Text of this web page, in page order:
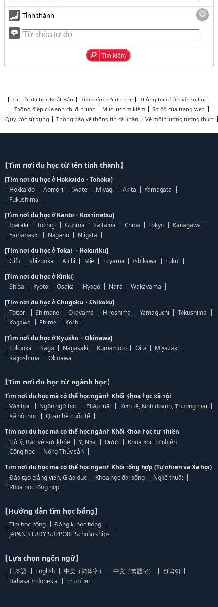
Tỉnh thành
Tin tức du học Nhật Bản Tìm kiếm nơi du học
Thông tin có ích về du học
Thông điệp của anh chị đi trước
Mục lục tìm kiếm
Sơ đồ của trang web
Quy ước sử dụng
Thông báo về thông tin cá nhân Về môi trường tương thích
【Tìm nơi du học từ tên tỉnh thành】
[Tìm nơi du học ở Hokkaido・Tohoku]
Hokkaido
Aomori Iwate Miyagi Akita
Yamagata
Fukushima
[Tìm nơi du học ở Kanto・Koshinetsu]
Ibaraki
Tochigi Gunma Saitama Chiba Tokyo
Kanagawa
Yamanashi
Nagano
Niigata
[Tìm nơi du học ở Tokai ・Hokuriku]
Gifu
Shizuoka Aichi Mie Toyama Ishikawa
Fukui
[Tìm nơi du học ở Kinki]
Shiga
Kyoto Osaka Hyogo Nara
Wakayama
[Tìm nơi du học ở Chugoku・Shikoku]
Tottori
Shimane Okayama Hiroshima Yamaguchi
Tokushima
Kagawa
Ehime
Kochi
[Tìm nơi du học ở Kyushu・Okinawa]
Fukuoka
Saga Nagasaki Kumamoto Oita
Miyazaki
Kagoshima
Okinawa
【Tìm nơi du học từ ngành học】
Tìm nơi du học mà có thể học ngành Khối Khoa học xã hội
Văn học
Ngôn ngữ học Pháp luật
Kinh tế, Kinh doanh, Thương mại
Xã hội học
Quan hệ quốc tế
Tìm nơi du học mà có thể học ngành Khối Khoa học tự nhiên
Hộ lý, Bảo vệ sức khỏe
Y, Nha Dược
Khoa học tự nhiên
Công học
Nông Thủy sản
Tìm nơi du học mà có thể học ngành Khối tổng hợp (Tự nhiên và Xã hội)
Đào tạo giảng viên, Giáo dục
Khoa học đời sống
Nghệ thuật
Khoa học tổng hợp
【Hướng dẫn tìm học bổng】
Tìm học bổng
Đăng kí học bổng
JAPAN STUDY SUPPORT Scholarships
【Lựa chọn ngôn ngữ】
日本語 English 中文（简体字） 中文（繁體字）
한국어
Bahasa Indonesia
ภาษาไทย